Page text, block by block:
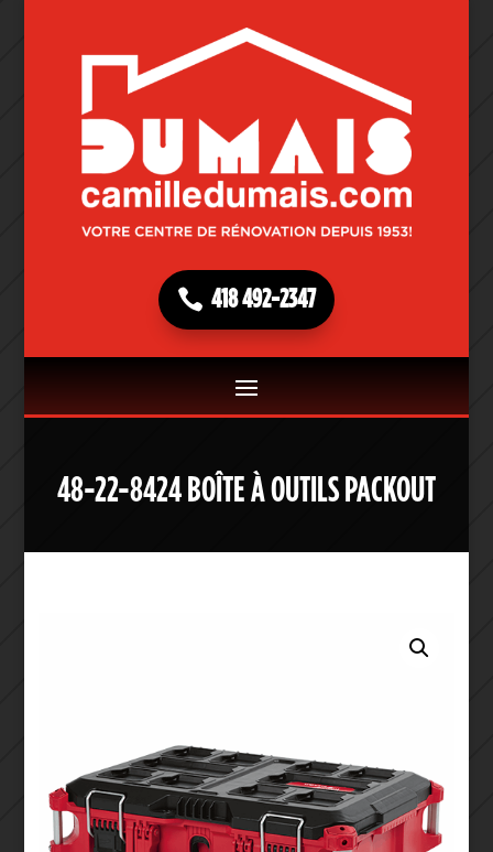
418 492-2347
48-22-8424 BOÎTE À OUTILS PACKOUT